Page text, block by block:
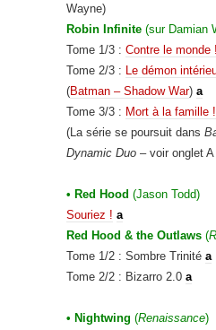
Wayne)
Robin Infinite (sur Damian
Tome 1/3 : Contre le monde !
Tome 2/3 : Le démon
(Batman – Shadow War) a
Tome 3/3 : Mort à la famille !
(La série se poursuit dans
Dynamic Duo – voir onglet
• Red Hood (Jason Todd)
Souriez ! a
Red Hood & the Outlaws (
Tome 1/2 : Sombre Trinité a
Tome 2/2 : Bizarro 2.0 a
• Nightwing (Renaissance)